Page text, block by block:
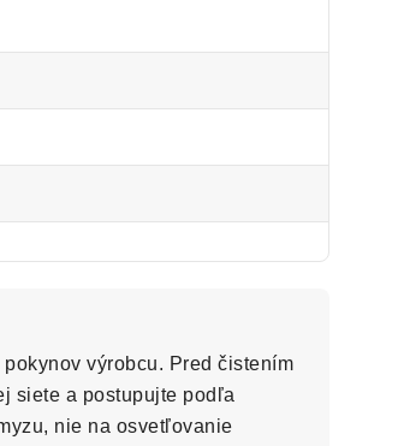
výrobcu. Pred čistením
siete a postupujte podľa
nie na osvetľovanie